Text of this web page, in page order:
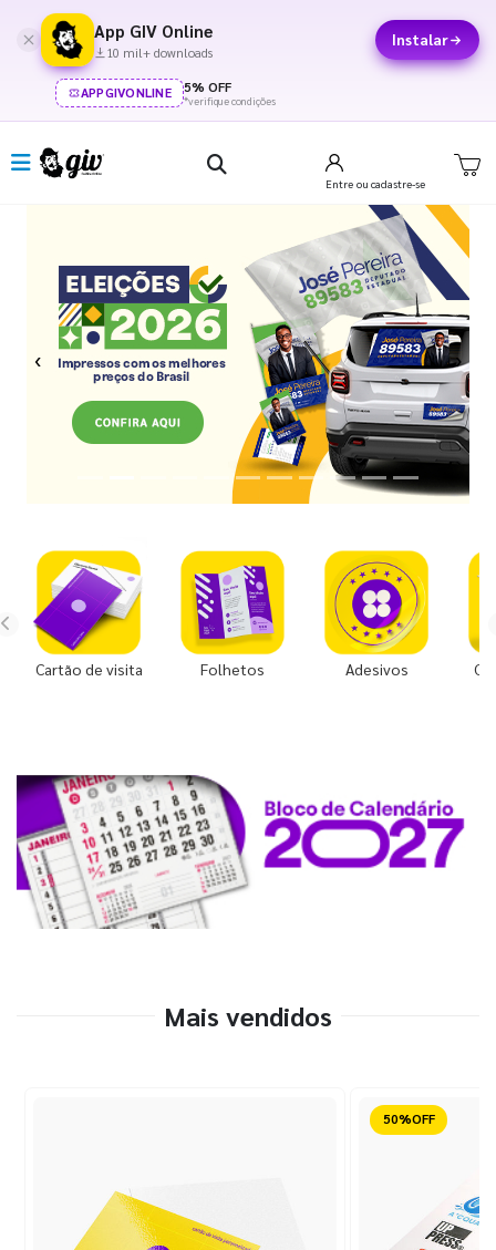
App GIV Online
10 mil+ downloads
Instalar
APPGIVONLINE 5% OFF
*verifique condições
Entre ou cadastre-se
Previous Next
Cartão de visita Folhetos Adesivos
Mais vendidos
Reduzido